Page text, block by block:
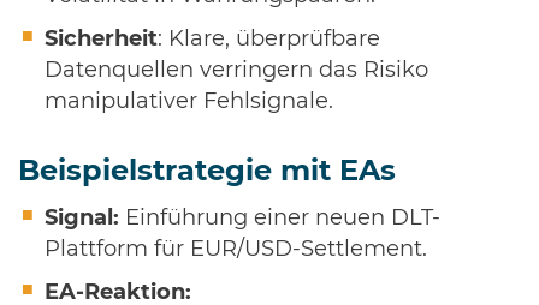
Sicherheit: Klare, überprüfbare
Datenquellen verringern das Risiko
manipulativer Fehlsignale.
Beispielstrategie mit EAs
Signal: Einführung einer neuen DLT-
Plattform für EUR/USD-Settlement.
EA-Reaktion: